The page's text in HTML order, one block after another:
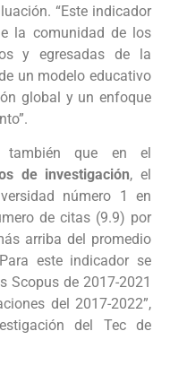
“Este indicador
la comunidad de los
y egresadas de la
un modelo educativo
global y un enfoque
también que en el
de investigación, el
número 1 en
de citas (9.9) por
arriba del promedio
este indicador se
Scopus de 2017-2021
del 2017-2022”,
del Tec de